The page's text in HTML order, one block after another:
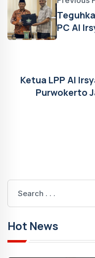
PC Al
Ketua LPP Al
Purwokerto
Hot News